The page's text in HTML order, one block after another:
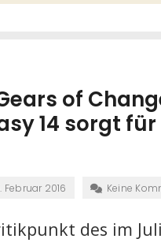
of
14 sorgt
Februar 2016 Keine
des im Juli